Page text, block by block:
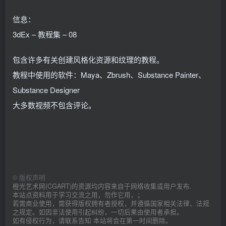
信息：
3dEx – 教程集 – 08
包含许多有关创建风格化资源和纹理的教程。
教程中使用的软件：Maya、Zbrush、Substance Painter、
Substance Designer
大多数视频不包含评论。
© 版权声明
橙光艺术网(CGART)的资源均内容来自于网络收集或用户发布.
本站点资料用于学习交流之用，勿作它用，；
若需商业使用，需获得版权拥有者授权，并遵循国家相关法律、法规
之规定。如因非法使用引起纠纷，一切后果由使用者承担。
如有侵权行为，请联系告知 本站将会在第一时间删除。